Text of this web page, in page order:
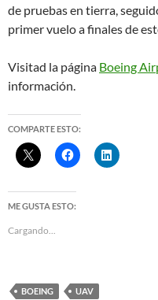
de pruebas en tierra,
primer vuelo a finales de
Visitad la página Boeing
información.
COMPARTE ESTO:
ME GUSTA ESTO:
Cargando...
BOEING UAV